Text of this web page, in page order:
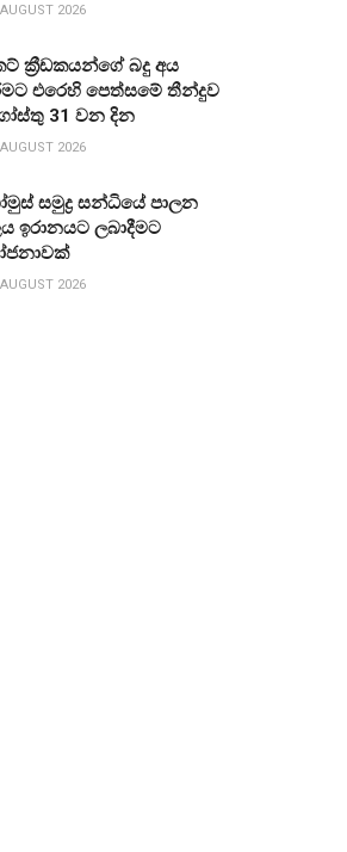
2026
ක්‍රීඩකයන්ගේ බදු අය
එරෙහි පෙත්සමේ තීන්දුව
31 වන දින
2026
සමුද්‍ර සන්ධියේ පාලන
ඉරානයට ලබාදීමට
2026